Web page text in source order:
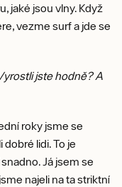
jaké jsou vlny. Když
vezme surf a jde se
jste hodně? A
roky jsme se
lidi. To je
Já jsem se
najeli na ta striktní